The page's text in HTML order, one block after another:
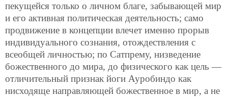
пекущейся только о личном благе, забывающей мир
и его активная политическая деятельность; само
продвижение в концепции влечет именно прорыв
индивидуального сознания, отождествления с
всеобщей личностью; по Сатпрему, низведение
божественного до мира, до физического как цель —
отличительный признак йоги Ауробиндо как
нисходяще направляющей божественное в мир, а не